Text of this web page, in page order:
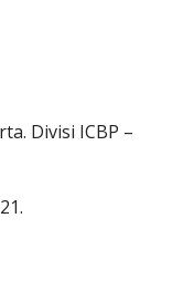
Divisi ICBP –